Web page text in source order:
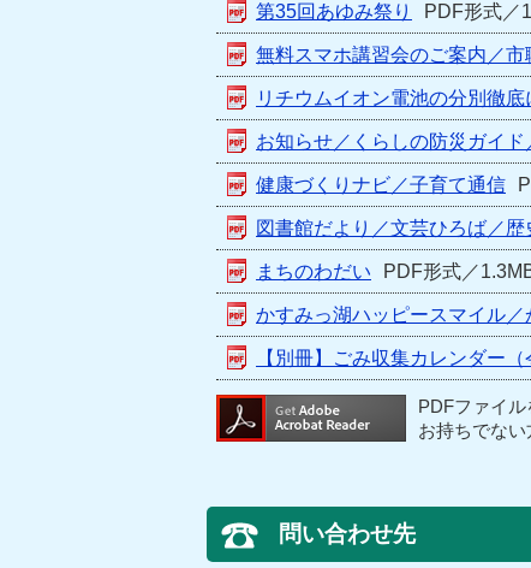
第35回あゆみ祭り PDF形式／
無料スマホ講習会のご案内／
リチウムイオン電池の分別徹
お知らせ／くらしの防災ガイ
健康づくりナビ／子育て通信
図書館だより／文芸ひろば／
まちのわだい PDF形式／
かすみっ湖ハッピースマイル
【別冊】ごみ収集カレンダー
PDFファイ
お持ちでな
問い合わせ先